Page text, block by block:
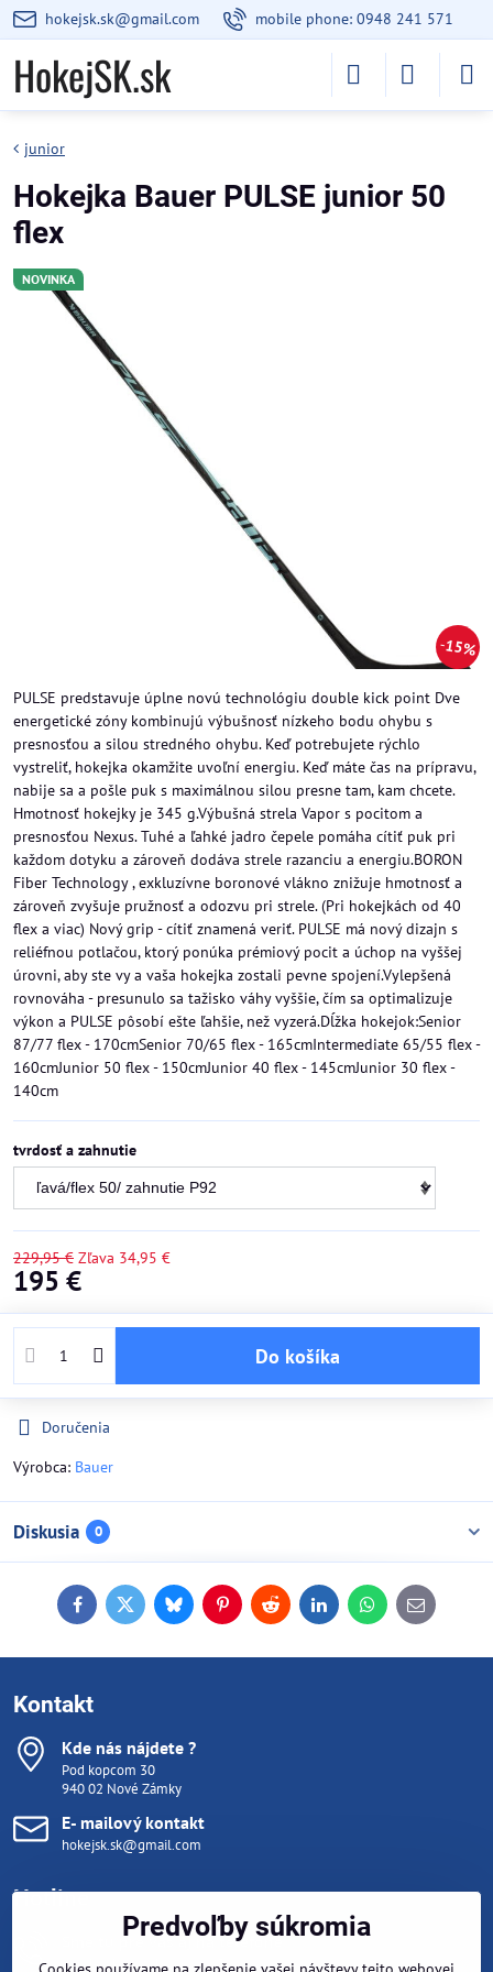
hokejsk.sk@gmail.com mobile phone: 0948 241 571
HokejSK.sk
NOVINKA
15%
junior
Hokejka Bauer PULSE junior 50
flex
PULSE predstavuje úplne novú technológiu double kick point Dve
energetické zóny kombinujú výbušnosť nízkeho bodu ohybu s
presnosťou a silou stredného ohybu. Keď potrebujete rýchlo
vystreliť, hokejka okamžite uvoľní energiu. Keď máte čas na prípravu,
nabije sa a pošle puk s maximálnou silou presne tam, kam chcete.
Hmotnosť hokejky je 345 g.Výbušná strela Vapor s pocitom a
presnosťou Nexus. Tuhé a ľahké jadro čepele pomáha cítiť puk pri
každom dotyku a zároveň dodáva strele razanciu a energiu.BORON
Fiber Technology , exkluzívne boronové vlákno znižuje hmotnosť a
zároveň zvyšuje pružnosť a odozvu pri strele. (Pri hokejkách od 40
flex a viac) Nový grip - cítiť znamená veriť. PULSE má nový dizajn s
reliéfnou potlačou, ktorý ponúka prémiový pocit a úchop na vyššej
úrovni, aby ste vy a vaša hokejka zostali pevne spojení.Vylepšená
rovnováha - presunulo sa tažisko váhy vyššie, čím sa optimalizuje
výkon a PULSE pôsobí ešte ľahšie, než vyzerá.Dĺžka hokejok:Senior
87/77 flex - 170cmSenior 70/65 flex - 165cmIntermediate 65/55 flex -
160cmJunior 50 flex - 150cmJunior 40 flex - 145cmJunior 30 flex -
140cm
tvrdosť a zahnutie
229,95 € Zľava 34,95 €
195 €
Do košíka
Doručenia
Výrobca: Bauer
Diskusia 0
FacebookTwitterBlueskyPinterestReddit LinkedInWhatsApp
E-
mail
Kontakt
Kde nás nájdete ?
Pod kopcom 30
940 02 Nové Zámky
E- mailový kontakt
hokejsk.sk@gmail.com
Hotline
Sme tu pre vás aj na telefóne
Pondelok- Piatok 10:00 - 15:00
Predvoľby súkromia